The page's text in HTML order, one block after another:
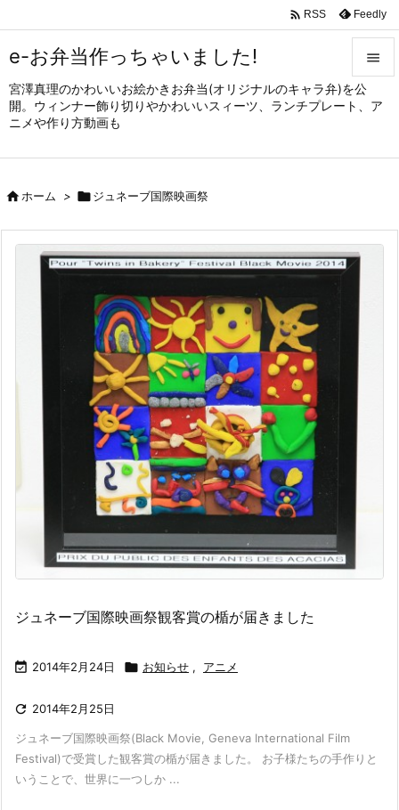
e-お弁当作っちゃいました!
宮澤真理のかわいいお絵かきお弁当(オリジナルのキャラ弁)を公
開。ウィンナー飾り切りやかわいいスィーツ、ランチプレート、ア
ニメや作り方動画も


メニュ
サイド

 RSS Feedly
ホーム > ジュネーブ国際映画祭
ジュネーブ国際映画祭観客賞の楯が届きました
 2014年2月24日  お知らせ , アニメ
 2014年2月25日
ジュネーブ国際映画祭(Black Movie, Geneva International Film
Festival)で受賞した観客賞の楯が届きました。 お子様たちの手作りと
いうことで、世界に一つしか ...